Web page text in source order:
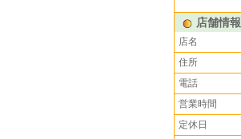
店舗情報
店名
住所
電話
営業時間
定休日